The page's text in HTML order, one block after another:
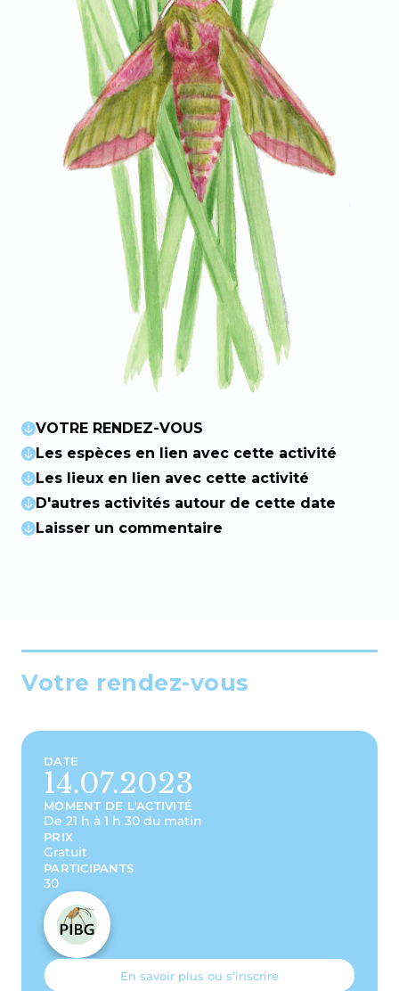
VOTRE RENDEZ-VOUS
Les espèces en lien avec cette activité
Les lieux en lien avec cette activité
D'autres activités autour de cette date
Laisser un commentaire
Votre rendez-vous
DATE
14.07.2023
MOMENT DE L'ACTIVITÉ
De 21 h à 1 h 30 du matin
PRIX
Gratuit
PARTICIPANTS
30
En savoir plus ou s’inscrire